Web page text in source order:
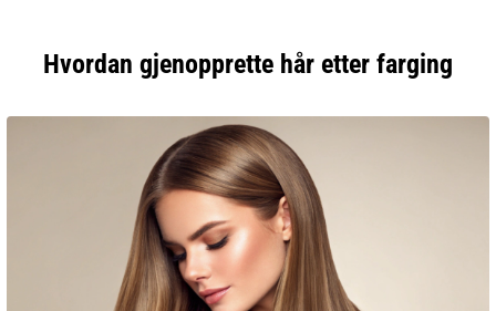
Hvordan gjenopprette hår etter farging